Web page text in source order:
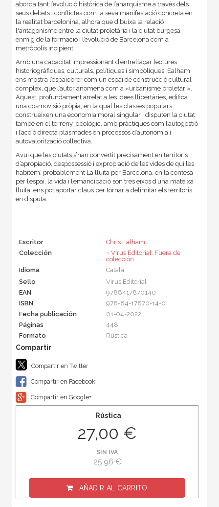
aborda tant l’evolució històrica de l’anarquisme a través dels
seus debats i conflictes com la seva manifestació concreta en
la realitat barcelonina, alhora que dibuixa la relació i
l'antagonisme entre la ciutat proletària i la ciutat burgesa
enmig de la formació i l’evolució de Barcelona com a
metròpolis incipient.
Amb una capacitat impressionant d’entrellaçar lectures
historiogràfiques, culturals, polítiques i simbòliques, Ealham
ens mostra l’espaiobrer com un espai de construcció cultural
complex, que l’autor anomena com a «urbanisme proletari».
Aquest, profundament arrelat a les idees llibertàries, edifica
una cosmovisió pròpia, en la qual les classes populars
construeixen una economia moral singular i disputen la ciutat
també en el terreny ideològic, amb pràctiques com l’autogestió
i l’acció directa plasmades en processos d’autonomia i
autovalorització collectiva.
Avui que les ciutats s’han convertit precisament en territoris
d’apropiació, despossessió i expropiació de les vides de qui les
habitem, probablement La lluita per Barcelona, on la contesa
per l’espai, la vida i l’emancipació són tres eixos d’una mateixa
lluita, ens pot aportar claus per tornar a delimitar els territoris
en disputa.
Escritor
Chris Ealham
Colección
~ Virus Editorial. Fuera de
colección
Idioma
Català
Sello
Virus Editorial
EAN
9788417870140
ISBN
978-84-17870-14-0
Fecha publicación
01-04-2022
Páginas
448
Formato
Rústica
Compartir en Twitter
Compartir en Facebook
Compartir en Google+
Rústica
27,00 €
SIN IVA
25,96 €
AÑADIR AL CARRITO